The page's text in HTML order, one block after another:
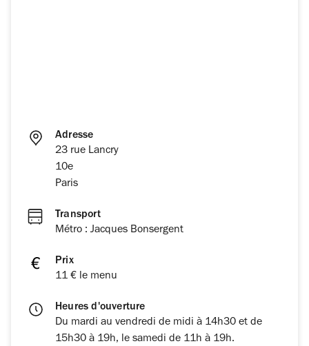
Adresse
23 rue Lancry
10e
Paris
Transport
Métro : Jacques Bonsergent
Prix
11 € le menu
Heures d'ouverture
Du mardi au vendredi de midi à 14h30 et de
15h30 à 19h, le samedi de 11h à 19h.